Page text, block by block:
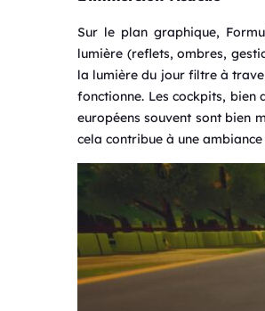
Sur le plan graphique,
lumière (reflets, ombres,
la lumière du jour filtre à
fonctionne. Les cockpits, bien
européens souvent sont bien
cela contribue à une